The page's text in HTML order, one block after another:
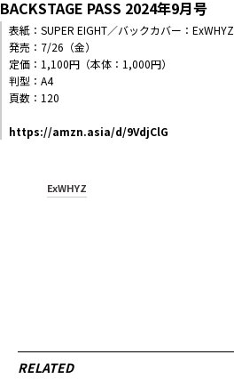
BACKSTAGE PASS 2024年9月号
表紙：SUPER EIGHT／バックカバー：ExWHYZ
発売：7/26（金）
定価：1,100円（本体：1,000円）
判型：A4
頁数：120
https://amzn.asia/d/9VdjClG
ExWHYZ
RELATED